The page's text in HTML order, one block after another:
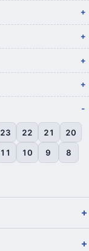
23 22 21 20
11 10 9 8